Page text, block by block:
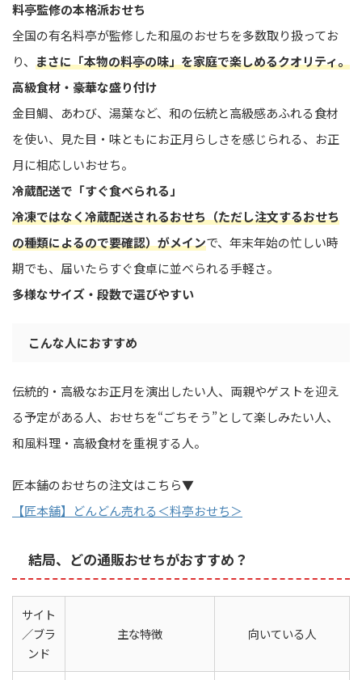
料亭監修の本格派おせち
全国の有名料亭が監修した和風のおせちを多数取り扱ってお
り、 まさに「本物の料亭の味」を家庭で楽しめるクオリティ。
高級食材・豪華な盛り付け
金目鯛、あわび、湯葉など、和の伝統と高級感あふれる食材
を使い、見た目・味ともにお正月らしさを感じられる、お正
月に相応しいおせち。
冷蔵配送で「すぐ食べられる」
冷凍ではなく冷蔵配送されるおせち（ただし注文するおせち
の種類によるので要確認）がメインで、年末年始の忙しい時
期でも、届いたらすぐ食卓に並べられる手軽さ。
多様なサイズ・段数で選びやすい
こんな人におすすめ
伝統的・高級なお正月を演出したい人、両親やゲストを迎え
る予定がある人、おせちを“ごちそう”として楽しみたい人、
和風料理・高級食材を重視する人。
匠本舗のおせちの注文はこちら▼
【匠本舗】どんどん売れる＜料亭おせち＞
結局、どの通販おせちがおすすめ？
サイト
／ブラ
ンド
主な特徴 向いている人